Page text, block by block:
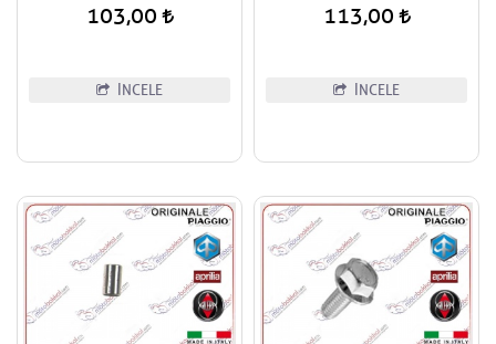
103,00
İNCELE
113,00
İNCELE